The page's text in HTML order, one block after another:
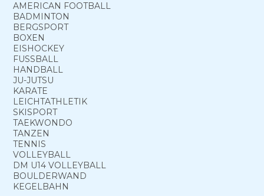
AMERICAN FOOTBALL
BADMINTON
BERG­SPORT
BOXEN
EISHOCKEY
FUSSBALL
HANDBALL
JU-JUTSU
KARATE
LEICHTATHLETIK
SKISPORT
TAEKWONDO
TANZEN
TENNIS
VOLLEYBALL
DM U14 VOLLEYBALL
BOULDERWAND
KEGELBAHN